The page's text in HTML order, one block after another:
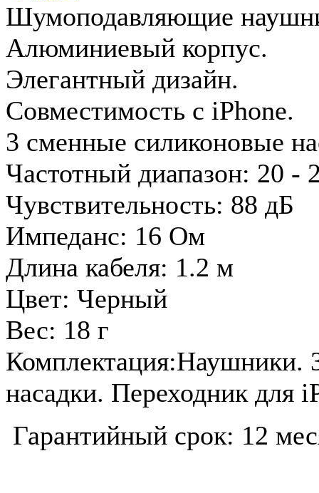
Шумоподавляющие
Алюминиевый корпус.
Элегантный дизайн.
Совместимость с iPhone.
3 сменные силиконовые
Частотный диапазон: 20 -
Чувствительность: 88 дБ
Импеданс: 16 Ом
Длина кабеля: 1.2 м
Цвет: Черный
Вес: 18 г
Комплектация:Наушники.
насадки. Переходник для
Гарантийный срок: 12